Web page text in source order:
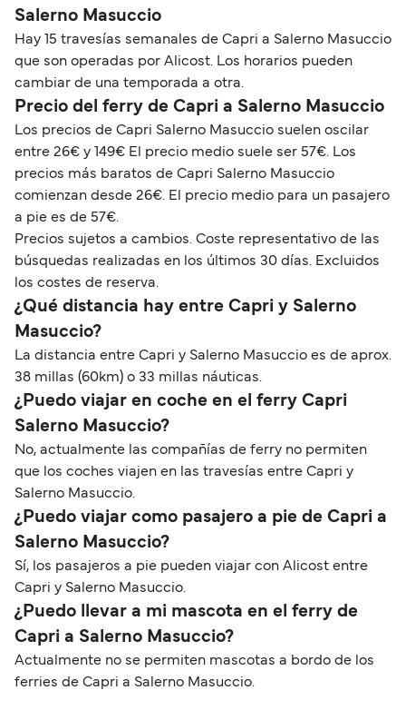
Salerno Masuccio
Hay 15 travesías semanales de Capri a Salerno Masuccio
que son operadas por Alicost. Los horarios pueden
cambiar de una temporada a otra.
Precio del ferry de Capri a Salerno Masuccio
Los precios de Capri Salerno Masuccio suelen oscilar
entre 26€ y 149€ El precio medio suele ser 57€. Los
precios más baratos de Capri Salerno Masuccio
comienzan desde 26€. El precio medio para un pasajero
a pie es de 57€.
Precios sujetos a cambios. Coste representativo de las
búsquedas realizadas en los últimos 30 días. Excluidos
los costes de reserva.
¿Qué distancia hay entre Capri y Salerno
Masuccio?
La distancia entre Capri y Salerno Masuccio es de aprox.
38 millas (60km) o 33 millas náuticas.
¿Puedo viajar en coche en el ferry Capri
Salerno Masuccio?
No, actualmente las compañías de ferry no permiten
que los coches viajen en las travesías entre Capri y
Salerno Masuccio.
¿Puedo viajar como pasajero a pie de Capri a
Salerno Masuccio?
Sí, los pasajeros a pie pueden viajar con Alicost entre
Capri y Salerno Masuccio.
¿Puedo llevar a mi mascota en el ferry de
Capri a Salerno Masuccio?
Actualmente no se permiten mascotas a bordo de los
ferries de Capri a Salerno Masuccio.